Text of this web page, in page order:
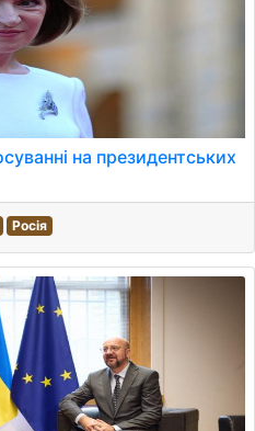
на президентських
Росія